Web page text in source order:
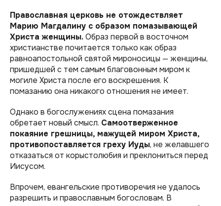
Православная церковь не отождествляет
Марию Магдалину с образом помазывающей
Христа женщины.Образ первой в восточном
христианстве почитается только как образ
равноапостольной святой мироносицы — женщины,
пришедшей с тем самым благовонным миром к
могиле Христа после его воскрешения. К
помазанию она никакого отношения не имеет.
Однако в богослужениях сцена помазания
обретает новый смысл. Самоотверженное
покаяние грешницы, мажущей миром Христа,
противопоставляется греху Иуды, не желавшего
отказаться от корыстолюбия и преклониться перед
Иисусом.
Впрочем, евангельские противоречия не удалось
разрешить и православным богословам. В